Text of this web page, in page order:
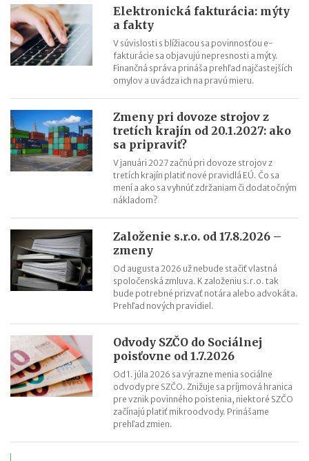
Nabíjanie elektromobilu v zahraničí: roaming, aplikácie,
plánovanie cesty
ChatGPT, Gemini a ďalšie AI nástroje: daňové povinnosti pri
predplatnom
Zvýšenie pokút za priestupky od 15.7.2026
Elektronická fakturácia: mýty
a fakty
V súvislosti s blížiacou sa povinnosťou e-
fakturácie sa objavujú nepresnosti a mýty.
Finančná správa prináša prehľad najčastejších
omylov a uvádza ich na pravú mieru.
Zmeny pri dovoze strojov z
tretích krajín od 20.1.2027: ako
sa pripraviť?
V januári 2027 začnú pri dovoze strojov z
tretích krajín platiť nové pravidlá EÚ. Čo sa
mení a ako sa vyhnúť zdržaniam či dodatočným
nákladom?
Založenie s.r.o. od 17.8.2026 –
zmeny
Od augusta 2026 už nebude stačiť vlastná
spoločenská zmluva. K založeniu s.r.o. tak
bude potrebné prizvať notára alebo advokáta.
Prehľad nových pravidiel.
Odvody SZČO do Sociálnej
poisťovne od 1.7.2026
Od 1. júla 2026 sa výrazne menia sociálne
odvody pre SZČO. Znižuje sa príjmová hranica
pre vznik povinného poistenia, niektoré SZČO
začínajú platiť mikroodvody. Prinášame
prehľad zmien.